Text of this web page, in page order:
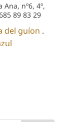
nº6, 4º,
89 83 29
del guíon .